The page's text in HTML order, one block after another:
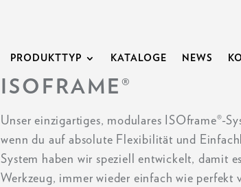
PRODUKTTYP KATALOGE NEWS
ISOFRAME®
Unser einzigartiges, modulares ISOframe®-
wenn du auf absolute Flexibilität und
System haben wir speziell entwickelt, damit
Werkzeug, immer wieder einfach wie perfekt